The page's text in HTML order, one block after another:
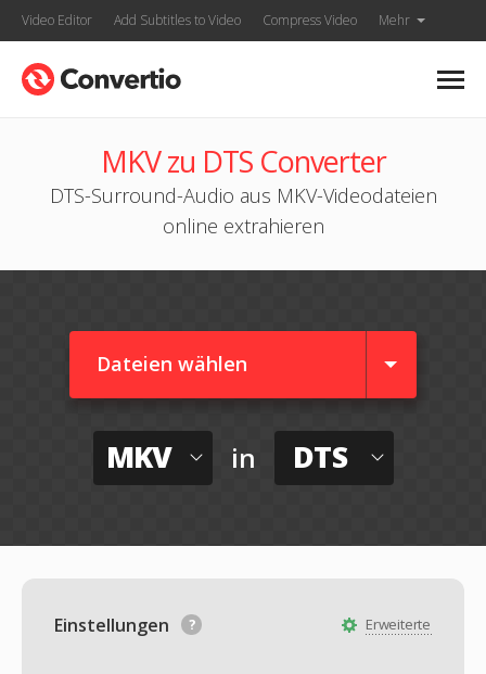
Video Editor Add Subtitles to Video Compress Video Mehr
MKV zu DTS Converter
DTS-Surround-Audio aus MKV-Videodateien
online extrahieren
Dateien wählen
MKV in DTS
Erweiterte
Einstellungen